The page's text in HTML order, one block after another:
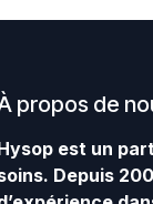
propos de
est un
Depuis